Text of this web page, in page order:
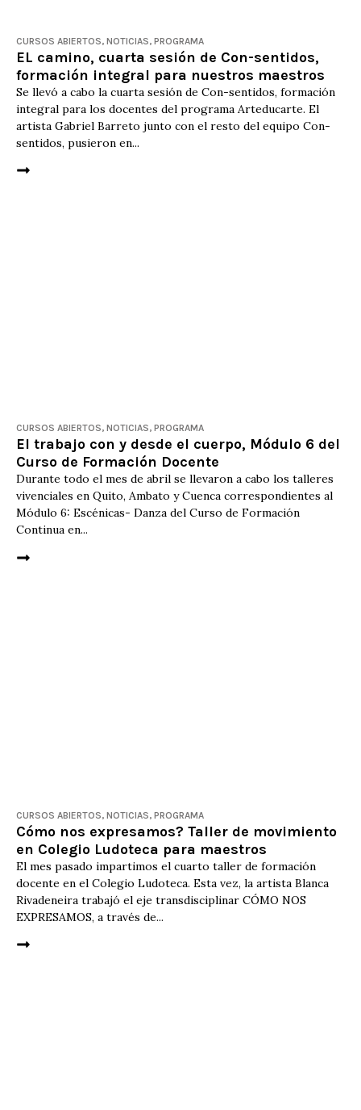
CURSOS ABIERTOS, NOTICIAS, PROGRAMA
EL camino, cuarta sesión de Con-sentidos,
formación integral para nuestros maestros
Se llevó a cabo la cuarta sesión de Con-sentidos, formación
integral para los docentes del programa Arteducarte. El
artista Gabriel Barreto junto con el resto del equipo Con-
sentidos, pusieron en...
CURSOS ABIERTOS, NOTICIAS, PROGRAMA
El trabajo con y desde el cuerpo, Módulo 6 del
Curso de Formación Docente
Durante todo el mes de abril se llevaron a cabo los talleres
vivenciales en Quito, Ambato y Cuenca correspondientes al
Módulo 6: Escénicas- Danza del Curso de Formación
Continua en...
CURSOS ABIERTOS, NOTICIAS, PROGRAMA
Cómo nos expresamos? Taller de movimiento
en Colegio Ludoteca para maestros
El mes pasado impartimos el cuarto taller de formación
docente en el Colegio Ludoteca. Esta vez, la artista Blanca
Rivadeneira trabajó el eje transdisciplinar CÓMO NOS
EXPRESAMOS, a través de...